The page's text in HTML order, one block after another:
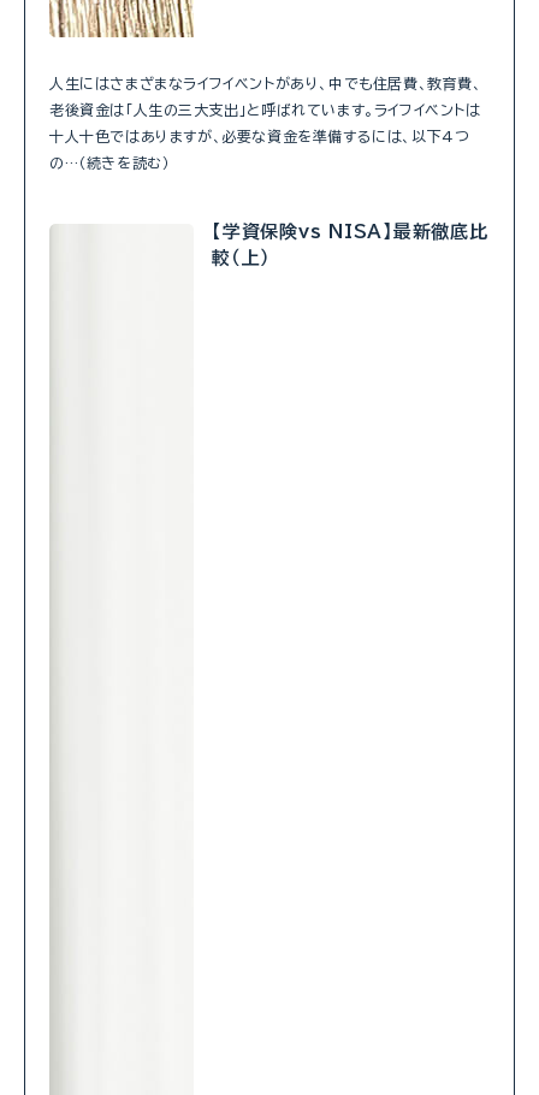
人生にはさまざまなライフイベントがあり、中でも住居費、教育費、
老後資金は「人生の三大支出」と呼ばれています。ライフイベントは
十人十色ではありますが、必要な資金を準備するには、以下4つ
の…（続きを読む）
【学資保険vs NISA】最新徹底比
較（上）